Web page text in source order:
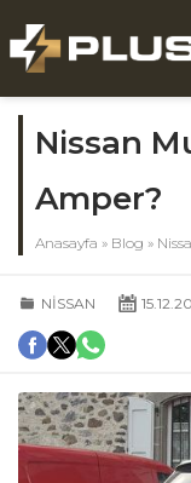
Nissan
Amper?
Anasayfa » Blog »
NISSAN